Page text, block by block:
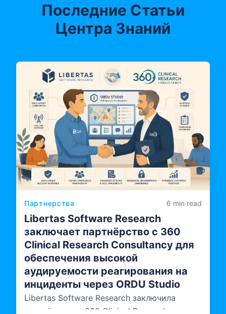
Последние Статьи
Центра Знаний
Партнерства 6 min read
Libertas Software Research
заключает партнёрство с 360
Clinical Research Consultancy для
обеспечения высокой
аудируемости реагирования на
инциденты через ORDU Studio
Libertas Software Research заключила
партнёрство с 360 Clinical Research